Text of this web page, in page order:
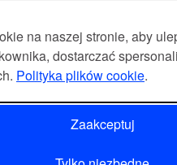
na naszej stronie, aby
dostarczać
Polityka plików cookie.
Zaakceptuj